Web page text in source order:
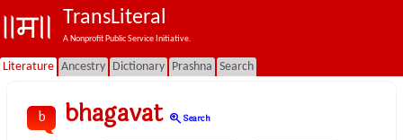
TransLiteral
A Nonprofit Public Service Initiative.
Literature Ancestry Dictionary Prashna Search
b bhagavat zoom_inSearch